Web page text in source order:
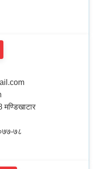
मण्डिखाटार
७८